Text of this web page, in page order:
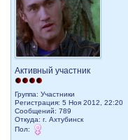
Активный участник
Группа: Участники
Регистрация: 5 Ноя 2012, 22:20
Сообщений: 789
Откуда: г. Ахтубинск
Пол: